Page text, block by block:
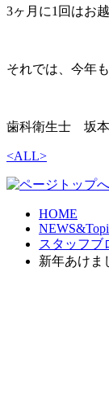
3ヶ月に1回はお
それでは、今年
歯科衛生士 坂本
<ALL>
HOME
スタッフブ
新年あけま